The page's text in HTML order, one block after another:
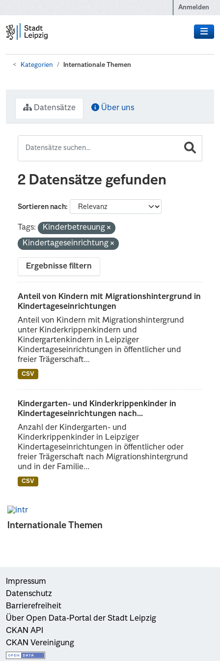
Anmelden
Kategorien Internationale Themen
Internationale Themen
Datensätze Über uns
2 Datensätze gefunden
Sortieren nach
Tags:
Kinderbetreuung
Kindertageseinrichtung
Ergebnisse filtern
Anteil von Kindern mit Migrationshintergrund in
Kindertageseinrichtungen
Anteil von Kindern mit Migrationshintergrund
unter Kinderkrippenkindern und
Kindergartenkindern in Leipziger
Kindertageseinrichtungen in öffentlicher und
freier Trägerschaft...
CSV
Kindergarten- und Kinderkrippenkinder in
Kindertageseinrichtungen nach...
Anzahl der Kindergarten- und
Kinderkrippenkinder in Leipziger
Kindertageseinrichtungen in öffentlicher oder
freier Trägerschaft nach Migrationshintergrund
und in der Familie...
CSV
Impressum
Datenschutz
Barrierefreiheit
Über Open Data-Portal der Stadt Leipzig
CKAN API
CKAN Vereinigung